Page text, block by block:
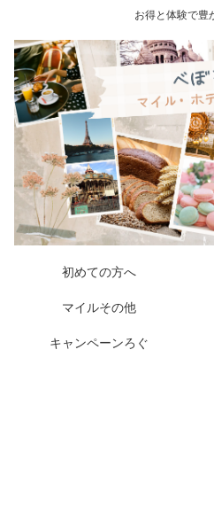
お得と体験で豊
初めての方へ
マイルその他
キャンペーンろぐ